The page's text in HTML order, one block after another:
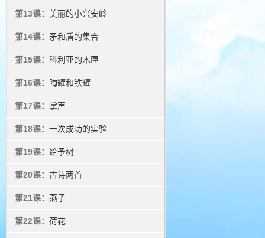
第13课： 美丽的小兴安岭
第14课： 矛和盾的集合
第15课： 科利亚的木匣
第16课： 陶罐和铁罐
第17课： 掌声
第18课： 一次成功的实验
第19课： 给予树
第20课： 古诗两首
第21课： 燕子
第22课： 荷花